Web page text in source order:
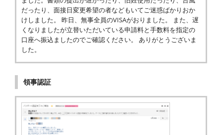
だったり、面接日変更希望の者などもいてご迷惑ばかりおか
けしました。 昨日、無事全員のVISAがおりました。 また、遅
くなりましたが立替いただいている申請料と手数料を指定の
口座へ振込ましたのでご確認ください。 ありがとうございま
した。
領事認証